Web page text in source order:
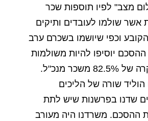
מצב" לפיו תוספות שכר
אשר שולמו לעובדים ותיקים
הקובע וכפי שיושמו בשכרם ערב
ההסכם יוסיפו להיות משולמות
של משכר מנכ"ל.
הוליד שורה של הליכים
שדנו בפרשנות שיש לתת
ההסכם. משרדנו היה מעורב